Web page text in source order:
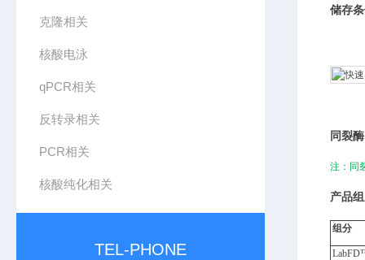
克隆相关
核酸电泳
qPCR相关
反转录相关
PCR相关
核酸纯化相关
TEL-PHONE
储存
同裂
注：同
产品
组分
LabFD